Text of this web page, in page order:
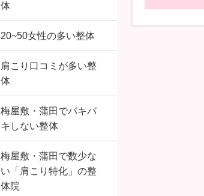
体
20~50女性の多い整体
肩こり口コミが多い整
体
梅屋敷・蒲田でバキバ
キしない整体
梅屋敷・蒲田で数少な
い「肩こり特化」の整
体院